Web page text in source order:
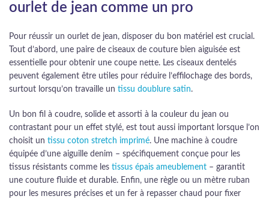
ourlet de jean comme un pro
Pour réussir un ourlet de jean, disposer du bon matériel est crucial.
Tout d’abord, une paire de ciseaux de couture bien aiguisée est
essentielle pour obtenir une coupe nette. Les ciseaux dentelés
peuvent également être utiles pour réduire l’effilochage des bords,
surtout lorsqu’on travaille un tissu doublure satin.
Un bon fil à coudre, solide et assorti à la couleur du jean ou
contrastant pour un effet stylé, est tout aussi important lorsque l’on
choisit un tissu coton stretch imprimé. Une machine à coudre
équipée d’une aiguille denim – spécifiquement conçue pour les
tissus résistants comme les tissus épais ameublement – garantit
une couture fluide et durable. Enfin, une règle ou un mètre ruban
pour les mesures précises et un fer à repasser chaud pour fixer